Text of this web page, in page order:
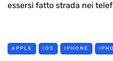
essersi fatto strada nei
APPLE IOS IPHONE